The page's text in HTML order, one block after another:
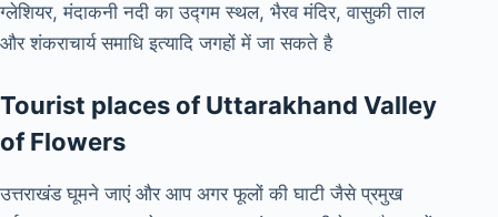
ग्लेशियर, मंदाकनी नदी का उद्गम स्थल, भैरव मंदिर, वासुकी ताल
और शंकराचार्य समाधि इत्यादि जगहों में जा सकते है
Tourist places of Uttarakhand Valley
of Flowers
उत्तराखंड घूमने जाएं और आप अगर फूलों की घाटी जैसे प्रमुख